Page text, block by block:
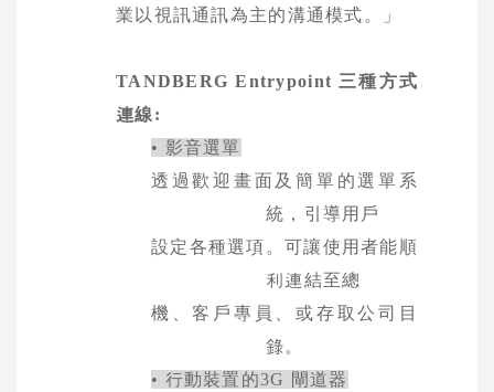
業以視訊通訊為主的溝通模式。」
TANDBERG Entrypoint 三種方式
連線 :
• 影音選單
透過歡迎畫面及簡單的選單系
統，引導用戶
設定各種選項。可讓使用者能順
利連結至總
機、客戶專員、或存取公司目
錄。
• 行動裝置的3G 閘道器